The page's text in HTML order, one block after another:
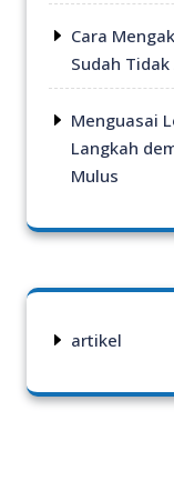
Cara
Sudah
Menguasai
Langkah
Mulus
artikel